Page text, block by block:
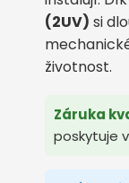
(2UV) si
životnost.
Záruka
poskytuje